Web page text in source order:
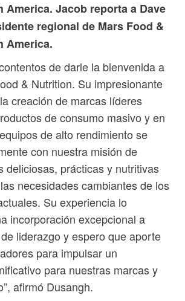
America. Jacob reporta a Dave
regional de Mars Food &
America.
de darle la bienvenida a
& Nutrition. Su impresionante
creación de marcas líderes
de consumo masivo y en
de alto rendimiento se
con nuestra misión de
deliciosas, prácticas y nutritivas
necesidades cambiantes de los
Su experiencia lo
incorporación excepcional a
liderazgo y espero que aporte
para impulsar un
para nuestras marcas y
afirmó Dusangh.